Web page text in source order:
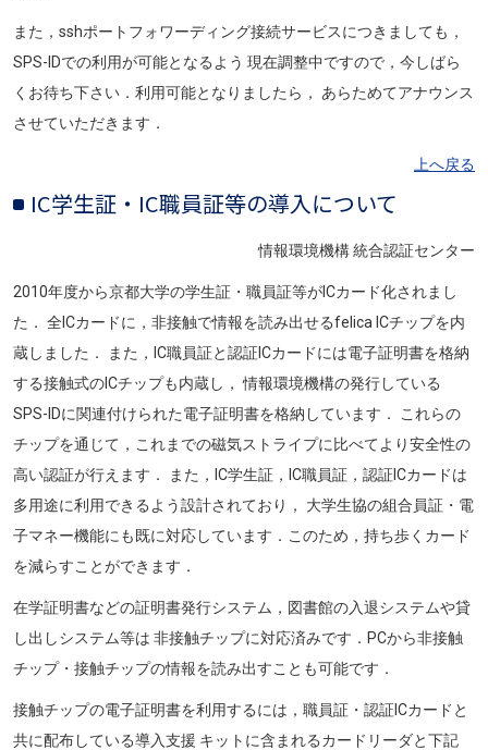
また，sshポートフォワーディング接続サービスにつきましても，
SPS-IDでの利用が可能となるよう 現在調整中ですので，今しばら
くお待ち下さい．利用可能となりましたら， あらためてアナウンス
させていただきます．
上へ戻る
IC学生証・IC職員証等の導入について
情報環境機構 統合認証センター
2010年度から京都大学の学生証・職員証等がICカード化されまし
た． 全ICカードに，非接触で情報を読み出せるfelica ICチップを内
蔵しました． また，IC職員証と認証ICカードには電子証明書を格納
する接触式のICチップも内蔵し， 情報環境機構の発行している
SPS-IDに関連付けられた電子証明書を格納しています． これらの
チップを通じて，これまでの磁気ストライプに比べてより安全性の
高い認証が行えます． また，IC学生証，IC職員証，認証ICカードは
多用途に利用できるよう設計されており， 大学生協の組合員証・電
子マネー機能にも既に対応しています．このため，持ち歩くカード
を減らすことができます．
在学証明書などの証明書発行システム，図書館の入退システムや貸
し出しシステム等は 非接触チップに対応済みです．PCから非接触
チップ・接触チップの情報を読み出すことも可能です．
接触チップの電子証明書を利用するには，職員証・認証ICカードと
共に配布している導入支援 キットに含まれるカードリーダと下記